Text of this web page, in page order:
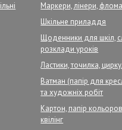
Маркери, лінери,
Шкільне приладдя
Щоденники для шкіл,
розклади уроків
Ластики, точилка,
Ватман (папір для
та художніх робіт
Картон, папір
квілінг